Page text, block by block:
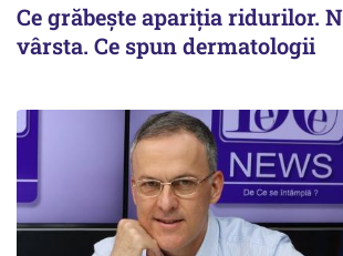
Ce grăbește apariția ridurilor.
vârsta. Ce spun dermatologii